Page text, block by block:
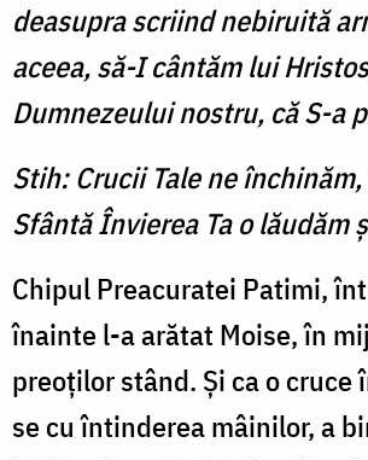
deasupra scriind nebiruită
aceea, să-I cântăm lui
Dumnezeului nostru, că S-a
Stih: Crucii Tale ne
Sfântă Învierea Ta o lăudăm
Chipul Preacuratei Patimi,
înainte l-a arătat Moise, în
preoţilor stând. Şi ca o
se cu întinderea mâinilor, a